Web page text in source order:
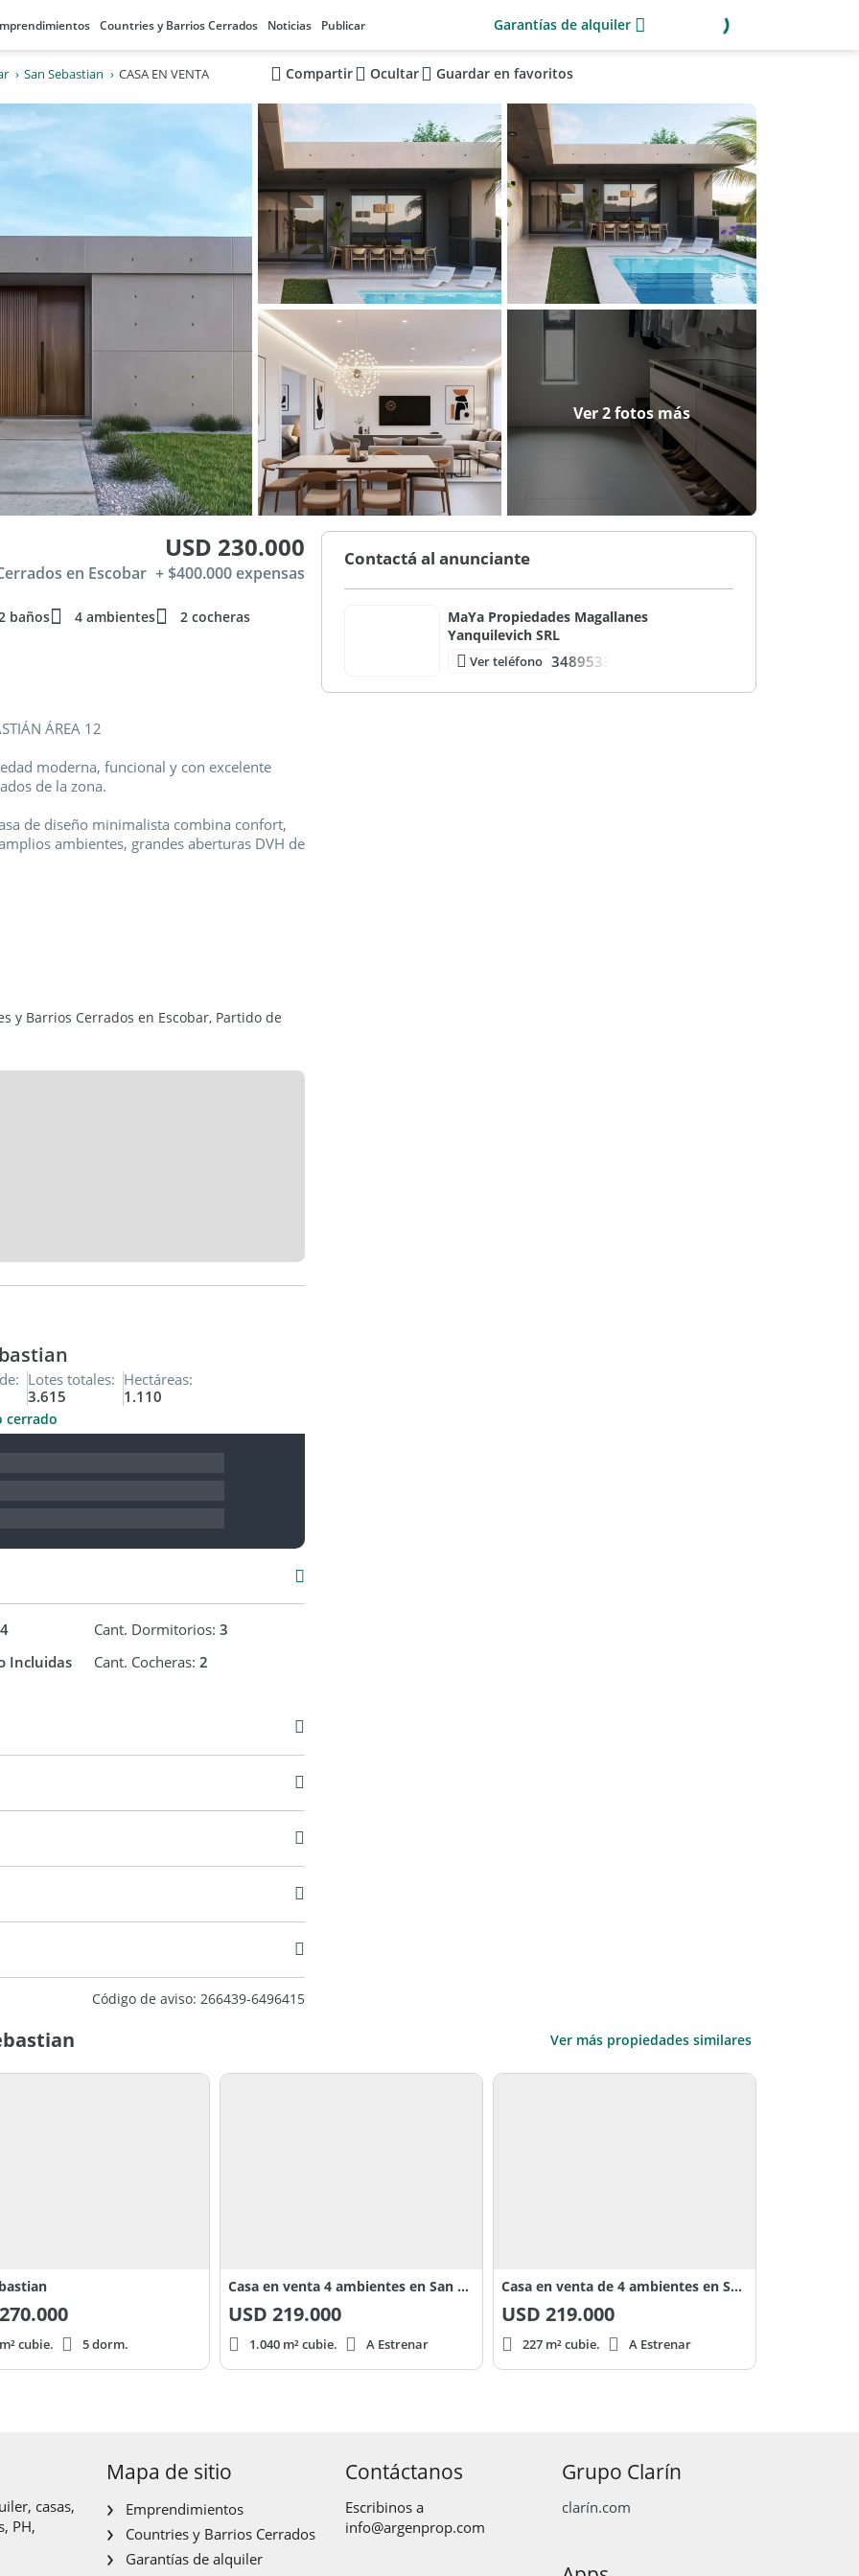
Countries y Barrios Cerrados Noticias Publicar Garantías de alquiler
San Sebastian CASA EN VENTA Compartir Ocultar Guardar en favoritos
Ver 2 fotos más
USD 230.000
en Escobar + $400.000 expensas
baños 4 ambientes 2 cocheras
ÁREA 12
moderna, funcional y con excelente
de la zona.
de diseño minimalista combina confort,
ambientes, grandes aberturas DVH de
los ambientes
acceder a una propuesta de
con MAYA Propiedades.
y Barrios Cerrados en Escobar, Partido de
Lotes totales:
3.615
Hectáreas:
1.110
cerrado
4 Cant. Dormitorios:3
Incluidas Cant. Cocheras:2
Código de aviso: 266439-6496415
Contactá al anunciante
MaYa Propiedades Magallanes
Yanquilevich SRL
Ver teléfono 3489533
Ver más propiedades similares
270.000
cubie. 5 dorm.
Casa en venta 4 ambientes en San Sebastián
USD 219.000
1.040 m² cubie. A Estrenar
Casa en venta de 4 ambientes en San sebastian
USD 219.000
227 m² cubie. A Estrenar
casas,
PH,
Mapa de sitio
Emprendimientos
Countries y Barrios Cerrados
Garantías de alquiler
Contáctanos
Escribinos a
info@argenprop.com
Grupo Clarín
clarín.com